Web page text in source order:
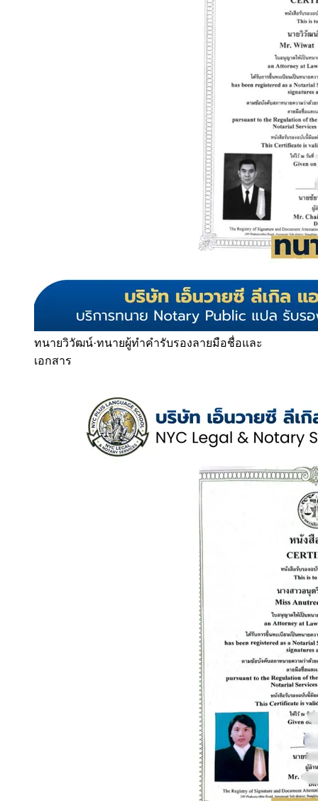
ทนายวิวัฒน์·ทนายผู้ทำคำรับรองลายมือชื่อและ
เอกสาร